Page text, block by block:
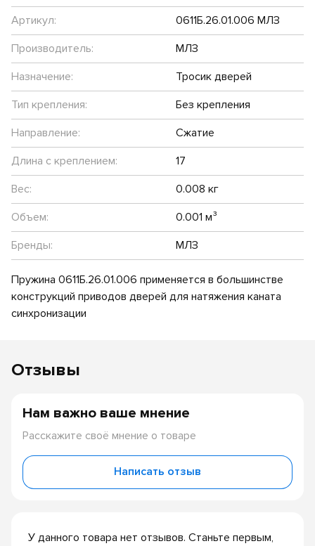
Артикул:
0611Б.26.01.006 МЛЗ
Производитель:
МЛЗ
Назначение:
Тросик дверей
Тип крепления:
Без крепления
Направление:
Сжатие
Длина с креплением:
17
Вес:
0.008 кг
Объем:
0.001 м³
Бренды:
МЛЗ
Пружина 0611Б.26.01.006 применяется в большинстве
конструкций приводов дверей для натяжения каната
синхронизации
Отзывы
У данного товара нет отзывов. Станьте первым,
Нам важно ваше мнение
Расскажите своё мнение о товаре
Написать отзыв